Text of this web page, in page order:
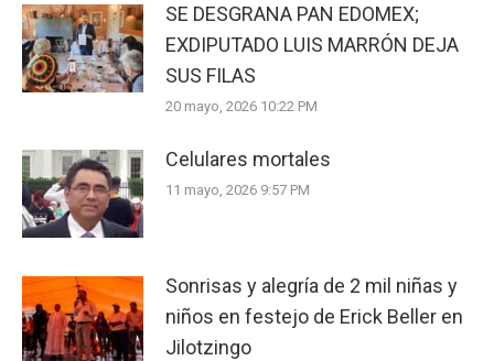
SE DESGRANA PAN EDOMEX;
EXDIPUTADO LUIS MARRÓN DEJA
SUS FILAS
20 mayo, 2026 10:22 PM
Celulares mortales
11 mayo, 2026 9:57 PM
Sonrisas y alegría de 2 mil niñas y
niños en festejo de Erick Beller en
Jilotzingo